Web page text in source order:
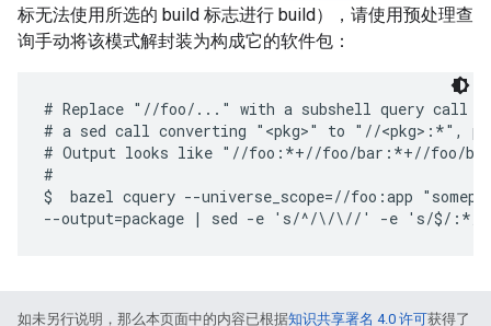
标无法使用所选的 build 标志进行 build），请使用预处理查
询手动将该模式解封装为构成它的软件包：
# Replace "//foo/..." with a subshell query call
# a sed call converting "<pkg>" to "//<pkg>:*",
# Output looks like "//foo:*+//foo/bar:*+//foo/
#
$  bazel cquery --universe_scope=//foo:app
如未另行说明，那么本页面中的内容已根据知识共享署名 4.0 许可获得了